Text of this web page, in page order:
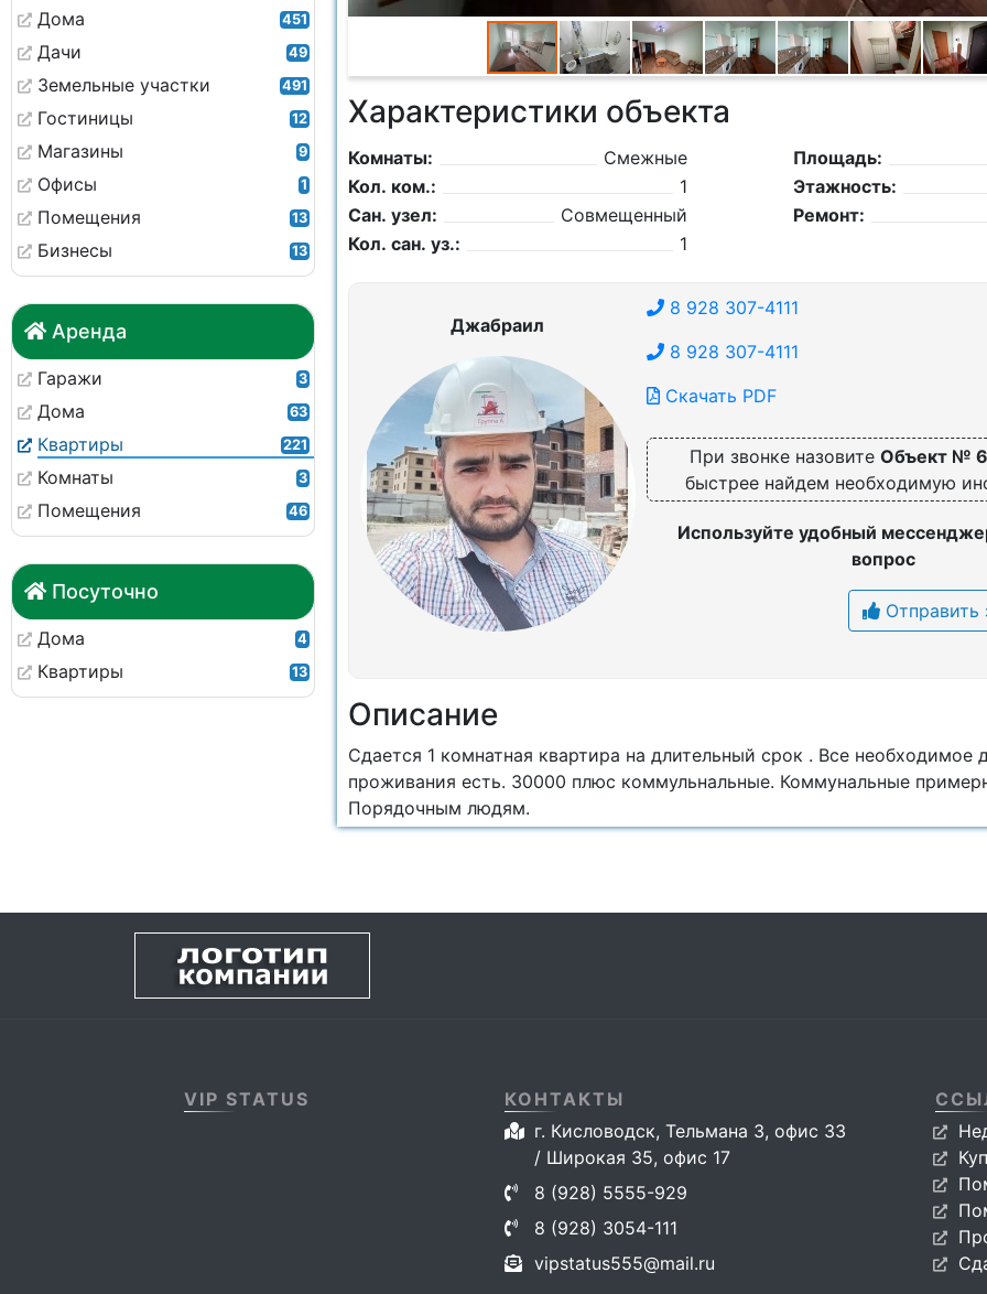
Дома 451
Дачи 49
Земельные участки 491
Гостиницы 12
Магазины 9
Офисы 1
Помещения 13
Бизнесы 13
Аренда
Гаражи 3
Дома 63
Квартиры 221
Комнаты 3
Помещения 46
Посуточно
Дома 4
Квартиры 13
Характеристики объекта
Комнаты:
Смежные
Кол. ком.:
1
Сан. узел:
Совмещенный
Кол. сан. уз.:
1
Площадь:
Этажность:
Ремонт:
Джабраил
8 928 307-4111
8 928 307-4111
Скачать PDF
При звонке назовитеОбъект №
быстрее найдем необходимую
Используйте удобный
вопрос
Отправить
Описание
Сдается 1 комнатная квартира на длительный срок . Все необходимое
проживания есть. 30000 плюс коммульнальные. Коммунальные
Порядочным людям.
VIP STATUS
КОНТАКТЫ
г. Кисловодск, Тельмана 3, офис 33
/ Широкая 35, офис 17
8 (928) 5555-929
8 (928) 3054-111
vipstatus555@mail.ru